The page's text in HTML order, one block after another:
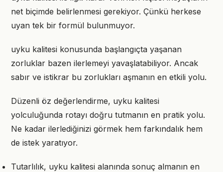
net biçimde belirlenmesi gerekiyor. Çünkü herkese
uyan tek bir formül bulunmuyor.
uyku kalitesi konusunda başlangıçta yaşanan
zorluklar bazen ilerlemeyi yavaşlatabiliyor. Ancak
sabır ve istikrar bu zorlukları aşmanın en etkili yolu.
Düzenli öz değerlendirme, uyku kalitesi
yolculuğunda rotayı doğru tutmanın en pratik yolu.
Ne kadar ilerlediğinizi görmek hem farkındalık hem
de istek yaratıyor.
Tutarlılık, uyku kalitesi alanında sonuç almanın en